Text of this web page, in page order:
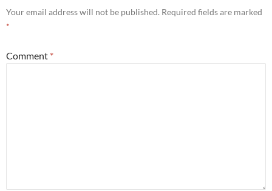
Your email address will not be published. Required fields are marked
*
Comment *